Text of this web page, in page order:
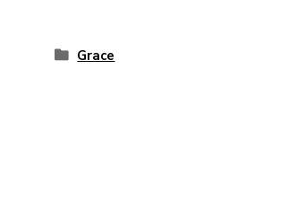
Grace